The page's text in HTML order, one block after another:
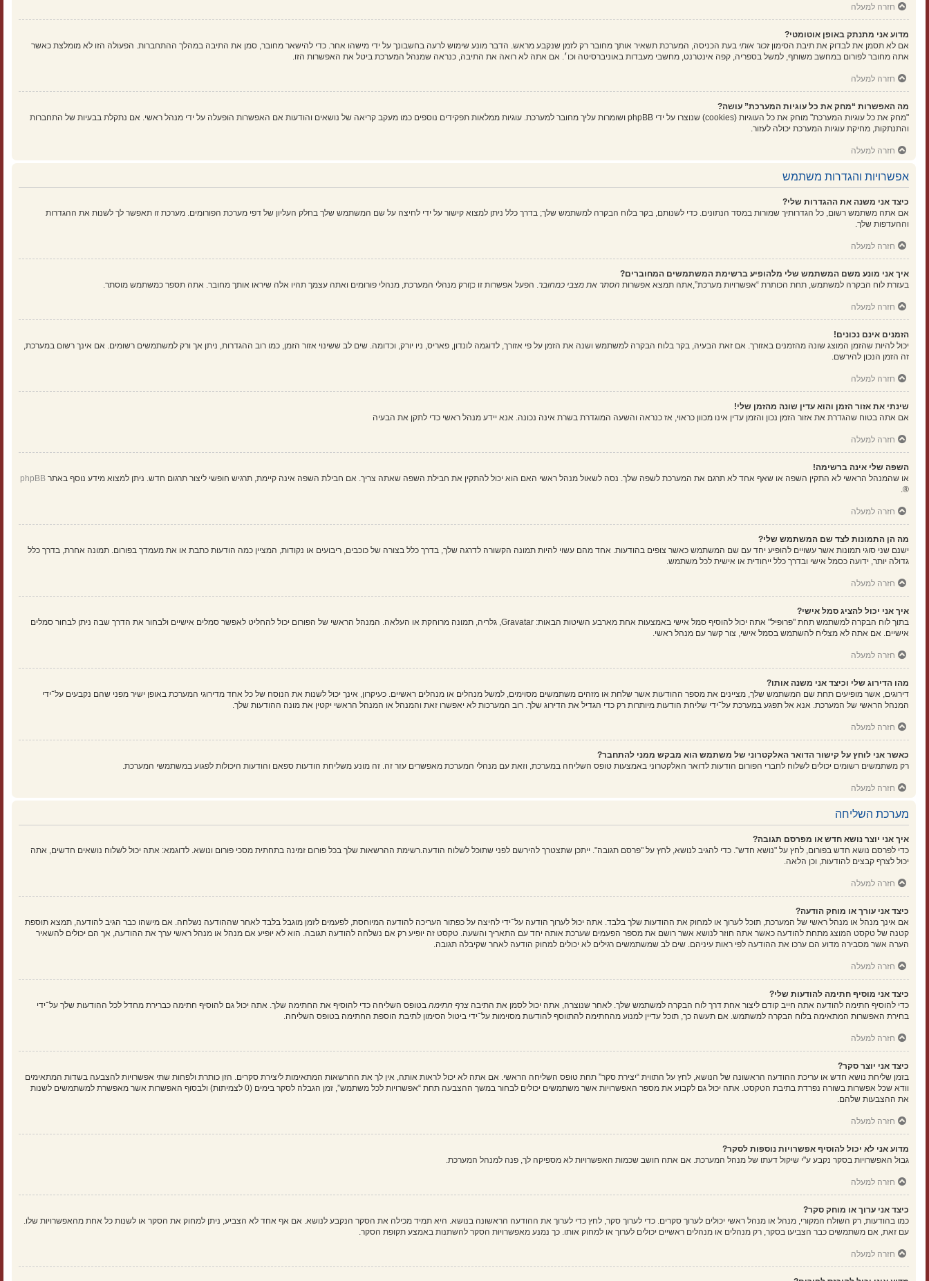
חזרה למעלה
מדוע אני מתנתק באופן אוטומטי?
אם לא תסמן את לבדוק את תיבת הסימוןזכור אותי בעת הכניסה, המערכת תשאיר אותך מחובר רק לזמן שנקבע מראש. הדבר מונע שימוש לרעה בחשבונך על ידי מישהו אחר. כדי להישאר מחובר, סמן את התיבה במהלך ההתחברות. הפעולה הזו לא מומלצת כאשר
אתה מחובר לפורום במחשב משותף, למשל בספריה, קפה אינטרנט, מחשבי מעבדות באוניברסיטה וכו׳. אם אתה לא רואה את התיבה, כנראה שמנהל המערכת ביטל את האפשרות הזו.
חזרה למעלה
מה האפשרות “מחק את כל עוגיות המערכת” עושה?
"מחק את כל עוגיות המערכת" מוחק את כל העוגיות (cookies) שנוצרו על ידי phpBB ושומרות עליך מחובר למערכת. עוגיות ממלאות תפקידים נוספים כמו מעקב קריאה של נושאים והודעות אם האפשרות הופעלה על ידי מנהל ראשי. אם נתקלת בבעיות של התחברות
והתנתקות, מחיקת עוגיות המערכת יכולה לעזור.
חזרה למעלה
אפשרויות והגדרות משתמש
כיצד אני משנה את ההגדרות שלי?
אם אתה משתמש רשום, כל הגדרותיך שמורות במסד הנתונים. כדי לשנותם, בקר בלוח הבקרה למשתמש שלך; בדרך כלל ניתן למצוא קישור על ידי לחיצה על שם המשתמש שלך בחלק העליון של דפי מערכת הפורומים. מערכת זו תאפשר לך לשנות את ההגדרות
וההעדפות שלך.
חזרה למעלה
איך אני מונע משם המשתמש שלי מלהופיע ברשימת המשתמשים המחוברים?
בעזרת לוח הבקרה למשתמש, תחת הכותרת “אפשרויות מערכת”,אתה תמצא אפשרות הסתר את מצבי כמחובר. הפעל אפשרות זו כןורק מנהלי המערכת, מנהלי פורומים ואתה עצמך תהיו אלה שיראו אותך מחובר. אתה תספר כמשתמש מוסתר.
חזרה למעלה
הזמנים אינם נכונים!
יכול להיות שהזמן המוצג שונה מהזמנים באזורך. אם זאת הבעיה, בקר בלוח הבקרה למשתמש ושנה את הזמן על פי אזורך, לדוגמה לונדון, פאריס, ניו יורק, וכדומה. שים לב ששינוי אזור הזמן, כמו רוב ההגדרות, ניתן אך ורק למשתמשים רשומים. אם אינך רשום במערכת,
זה הזמן הנכון להירשם.
חזרה למעלה
שינתי את אזור הזמן והוא עדין שונה מהזמן שלי!
אם אתה בטוח שהגדרת את אזור הזמן נכון והזמן עדין אינו מכוון כראוי, אז כנראה והשעה המוגדרת בשרת אינה נכונה. אנא יידע מנהל ראשי כדי לתקן את הבעיה
חזרה למעלה
השפה שלי אינה ברשימה!
או שהמנהל הראשי לא התקין השפה או שאף אחד לא תרגם את המערכת לשפה שלך. נסה לשאול מנהל ראשי האם הוא יכול להתקין את חבילת השפה שאתה צריך. אם חבילת השפה אינה קיימת, תרגיש חופשי ליצור תרגום חדש. ניתן למצוא מידע נוסף באתר phpBB
®.
חזרה למעלה
מה הן התמונות לצד שם המשתמש שלי?
ישנם שני סוגי תמונות אשר עשויים להופיע יחד עם שם המשתמש כאשר צופים בהודעות. אחד מהם עשוי להיות תמונה הקשורה לדרגה שלך, בדרך כלל בצורה של כוכבים, ריבועים או נקודות, המציין כמה הודעות כתבת או את מעמדך בפורום. תמונה אחרת, בדרך כלל
גדולה יותר, ידועה כסמל אישי ובדרך כלל ייחודית או אישית לכל משתמש.
חזרה למעלה
איך אני יכול להציג סמל אישי?
בתוך לוח הבקרה למשתמש תחת "פרופיל" אתה יכול להוסיף סמל אישי באמצעות אחת מארבע השיטות הבאות: Gravatar, גלריה, תמונה מרוחקת או העלאה. המנהל הראשי של הפורום יכול להחליט לאפשר סמלים אישיים ולבחור את הדרך שבה ניתן לבחור סמלים
אישיים. אם אתה לא מצליח להשתמש בסמל אישי, צור קשר עם מנהל ראשי.
חזרה למעלה
מהו הדירוג שלי וכיצד אני משנה אותו?
דירוגים, אשר מופיעים תחת שם המשתמש שלך, מציינים את מספר ההודעות אשר שלחת או מזהים משתמשים מסוימים, למשל מנהלים או מנהלים ראשיים. כעיקרון, אינך יכול לשנות את הנוסח של כל אחד מדירוגי המערכת באופן ישיר מפני שהם נקבעים על־ידי
המנהל הראשי של המערכת. אנא אל תפגע במערכת על־ידי שליחת הודעות מיותרות רק כדי הגדיל את הדירוג שלך. רוב המערכות לא יאפשרו זאת והמנהל או המנהל הראשי יקטין את מונה ההודעות שלך.
חזרה למעלה
כאשר אני לוחץ על קישור הדואר האלקטרוני של משתמש הוא מבקש ממני להתחבר?
רק משתמשים רשומים יכולים לשלוח לחברי הפורום הודעות לדואר האלקטרוני באמצעות טופס השליחה במערכת, וזאת עם מנהלי המערכת מאפשרים עזר זה. זה מונע משליחת הודעות ספאם והודעות היכולות לפגוע במשתמשי המערכת.
חזרה למעלה
מערכת השליחה
איך אני יוצר נושא חדש או מפרסם תגובה?
כדי לפרסם נושא חדש בפורום, לחץ על "נושא חדש". כדי להגיב לנושא, לחץ על "פרסם תגובה". ייתכן שתצטרך להירשם לפני שתוכל לשלוח הודעה.רשימת ההרשאות שלך בכל פורום זמינה בתחתית מסכי פורום ונושא. לדוגמא: אתה יכול לשלוח נושאים חדשים, אתה
יכול לצרף קבצים להודעות, וכן הלאה.
חזרה למעלה
כיצד אני עורך או מוחק הודעה?
אם אינך מנהל או מנהל ראשי של המערכת, תוכל לערוך או למחוק את ההודעות שלך בלבד. אתה יכול לערוך הודעה על־ידי לחיצה על כפתור העריכה להודעה המיוחסת, לפעמים לזמן מוגבל בלבד לאחר שההודעה נשלחה. אם מישהו כבר הגיב להודעה, תמצא תוספת
קטנה של טקסט המוצג מתחת להודעה כאשר אתה חוזר לנושא אשר רושם את מספר הפעמים שערכת אותה יחד עם התאריך והשעה. טקסט זה יופיע רק אם נשלחה להודעה תגובה. הוא לא יופיע אם מנהל או מנהל ראשי ערך את ההודעה, אך הם יכולים להשאיר
הערה אשר מסבירה מדוע הם ערכו את ההודעה לפי ראות עיניהם. שים לב שמשתמשים רגילים לא יכולים למחוק הודעה לאחר שקיבלה תגובה.
חזרה למעלה
כיצד אני מוסיף חתימה להודעות שלי?
כדי להוסיף חתימה להודעה אתה חייב קודם ליצור אחת דרך לוח הבקרה למשתמש שלך. לאחר שנוצרה, אתה יכול לסמן את התיבה צרף חתימה בטופס השליחה כדי להוסיף את החתימה שלך. אתה יכול גם להוסיף חתימה כברירת מחדל לכל ההודעות שלך על־ידי
בחירת האפשרות המתאימה בלוח הבקרה למשתמש. אם תעשה כך, תוכל עדיין למנוע מהחתימה להתווסף להודעות מסוימות על־ידי ביטול הסימון לתיבת הוספת החתימה בטופס השליחה.
חזרה למעלה
כיצד אני יוצר סקר?
בזמן שליחת נושא חדש או עריכת ההודעה הראשונה של הנושא, לחץ על התווית “יצירת סקר” תחת טופס השליחה הראשי. אם אתה לא יכול לראות אותה, אין לך את ההרשאות המתאימות ליצירת סקרים. הזן כותרת ולפחות שתי אפשרויות להצבעה בשדות המתאימים
וודא שכל אפשרות בשורה נפרדת בתיבת הטקסט. אתה יכול גם לקבוע את מספר האפשרויות אשר משתמשים יכולים לבחור במשך ההצבעה תחת “אפשרויות לכל משתמש”, זמן הגבלה לסקר בימים (0 לצמיתות) ולבסוף האפשרות אשר מאפשרת למשתמשים לשנות
את ההצבעות שלהם.
חזרה למעלה
מדוע אני לא יכול להוסיף אפשרויות נוספות לסקר?
גבול האפשרויות בסקר נקבע ע"י שיקול דעתו של מנהל המערכת. אם אתה חושב שכמות האפשרויות לא מספיקה לך, פנה למנהל המערכת.
חזרה למעלה
כיצד אני ערוך או מוחק סקר?
כמו בהודעות, רק השולח המקורי, מנהל או מנהל ראשי יכולים לערוך סקרים. כדי לערוך סקר, לחץ כדי לערוך את ההודעה הראשונה בנושא. היא תמיד מכילה את הסקר הנקבע לנושא. אם אף אחד לא הצביע, ניתן למחוק את הסקר או לשנות כל אחת מהאפשרויות שלו.
עם זאת, אם משתמשים כבר הצביעו בסקר, רק מנהלים או מנהלים ראשיים יכולים לערוך או למחוק אותו. כך נמנע מאפשרויות הסקר להשתנות באמצע תקופת הסקר.
חזרה למעלה